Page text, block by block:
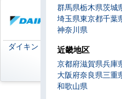
ダイキン
日本キヤリア
(旧:東芝キヤ
ア)
群馬県栃木県茨城
埼玉県東京都千葉
神奈川県
近畿地区
京都府滋賀県兵庫
大阪府奈良県三重
和歌山県